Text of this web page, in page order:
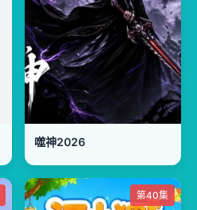
噬神2026
第40集